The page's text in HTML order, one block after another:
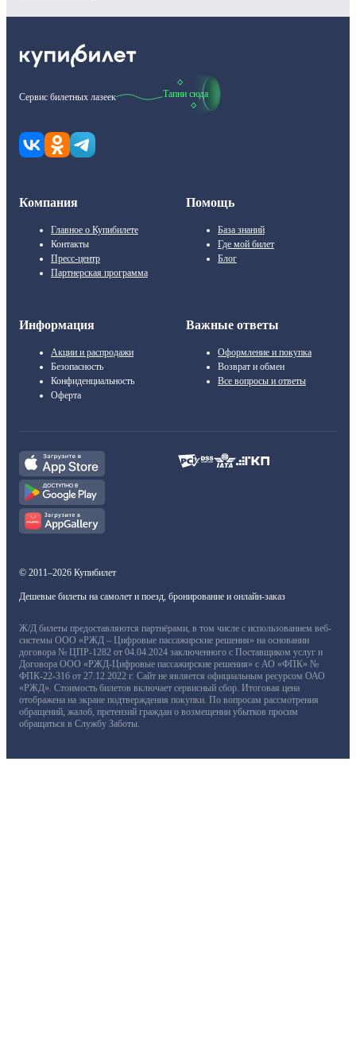
Сервис билетных лазеек Тапни сюда
Компания
Главное о Купибилете
Контакты
Пресс-центр
Партнерская программа
Помощь
База знаний
Где мой билет
Блог
Информация
Акции и распродажи
Безопасность
Конфиденциальность
Оферта
Важные ответы
Оформление и покупка
Возврат и обмен
Все вопросы и ответы
© 2011–2026 Купибилет
Дешевые билеты на самолет и поезд, бронирование и онлайн-заказ
Ж/Д билеты предоставляются партнёрами, в том числе с использованием веб-
системы ООО «РЖД – Цифровые пассажирские решения» на основании
договора № ЦПР-1282 от 04.04.2024 заключенного с Поставщиком услуг и
Договора ООО «РЖД-Цифровые пассажирские решения» с АО «ФПК» №
ФПК-22-316 от 27.12.2022 г. Сайт не является официальным ресурсом ОАО
«РЖД». Стоимость билетов включает сервисный сбор. Итоговая цена
отображена на экране подтверждения покупки. По вопросам рассмотрения
обращений, жалоб, претензий граждан о возмещении убытков просим
обращаться в Службу Заботы.